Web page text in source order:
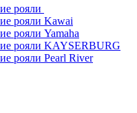
рояли
рояли Kawai
рояли Yamaha
рояли KAYSERBURG
рояли Pearl River